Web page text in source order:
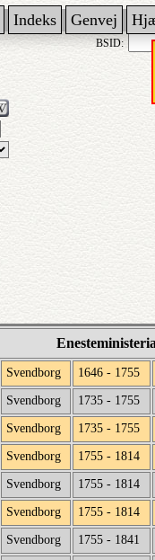
Indeks Genvej
BSID:
Svendborg 1646 - 1755
Svendborg 1735 - 1755
Svendborg 1735 - 1755
Svendborg 1755 - 1814
Svendborg 1755 - 1814
Svendborg 1755 - 1814
Svendborg 1755 - 1841